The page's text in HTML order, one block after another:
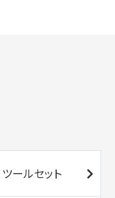
ツールセット